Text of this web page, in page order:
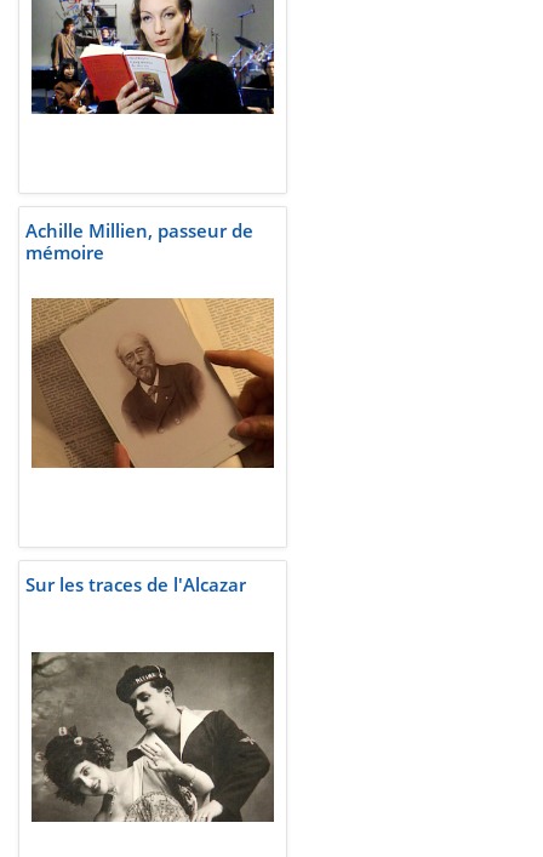
Achille Millien, passeur de
mémoire
Sur les traces de l'Alcazar